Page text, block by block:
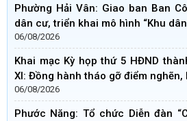
Phường Hải Vân: Giao ban Ban
dân cư, triển khai mô hình “Khu
06/08/2026
Khai mạc Kỳ họp thứ 5 HĐND
XI: Đồng hành tháo gỡ điểm
06/08/2026
Phước Năng: Tổ chức Diễn đàn